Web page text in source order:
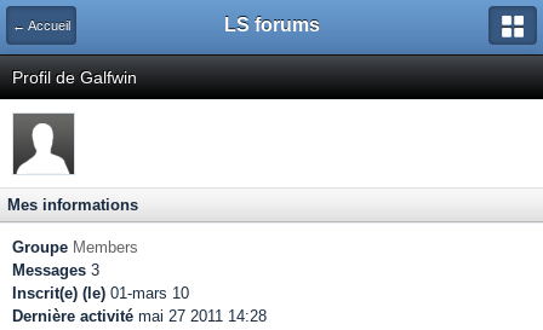
← Accueil LS forums
Profil de Galfwin
Mes informations
Groupe Members
Messages 3
Inscrit(e) (le) 01-mars 10
Dernière activité mai 27 2011 14:28